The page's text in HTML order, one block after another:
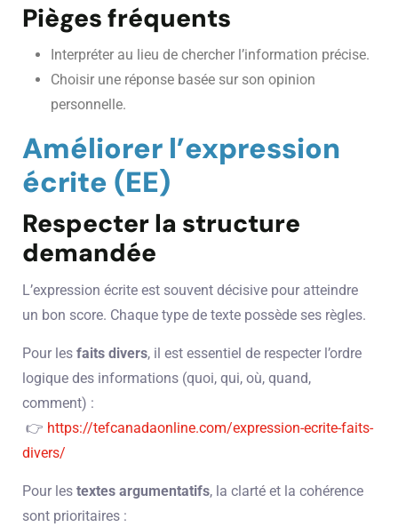
Pièges fréquents
Interpréter au lieu de chercher l’information précise.
Choisir une réponse basée sur son opinion
personnelle.
Améliorer l’expression
écrite (EE)
Respecter la structure
demandée
L’expression écrite est souvent décisive pour atteindre
un bon score. Chaque type de texte possède ses règles.
Pour les faits divers, il est essentiel de respecter l’ordre
logique des informations (quoi, qui, où, quand,
comment) :
👉 https://tefcanadaonline.com/expression-ecrite-faits-
divers/
Pour les textes argumentatifs, la clarté et la cohérence
sont prioritaires :